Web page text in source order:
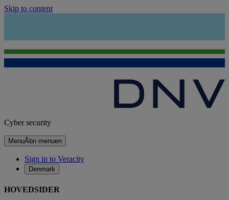
Skip to content
Cyber security
MenuÅbn menuen
Sign in to Veracity
Denmark
HOVEDSIDER